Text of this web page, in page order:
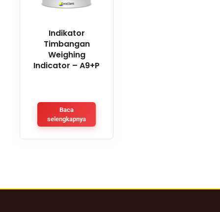
Indikator
Timbangan
Weighing
Indicator – A9+P
Baca
selengkapnya